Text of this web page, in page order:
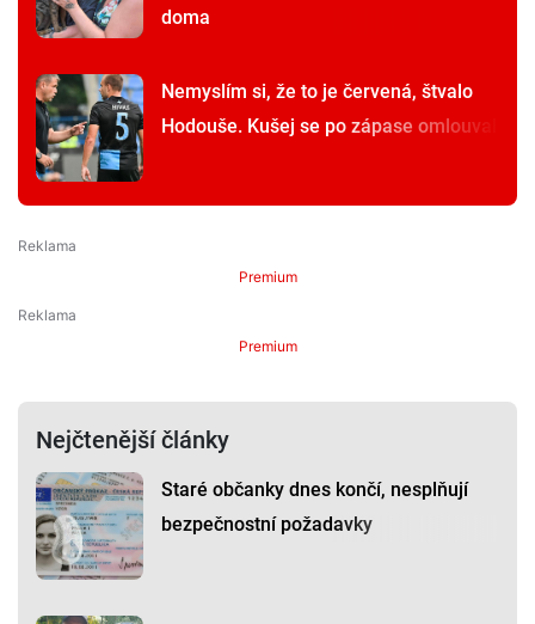
doma
Nemyslím si, že to je červená, štvalo
Hodouše. Kušej se po zápase omlouval
Premium
Premium
Nejčtenější články
Staré občanky dnes končí, nesplňují
bezpečnostní požadavky